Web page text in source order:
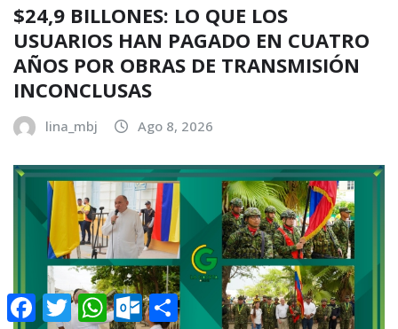
$24,9 BILLONES: LO QUE LOS
USUARIOS HAN PAGADO EN CUATRO
AÑOS POR OBRAS DE TRANSMISIÓN
INCONCLUSAS
lina_mbj Ago 8, 2026
Facebook
TwitterWhatsAppOutlook.com
Compartir